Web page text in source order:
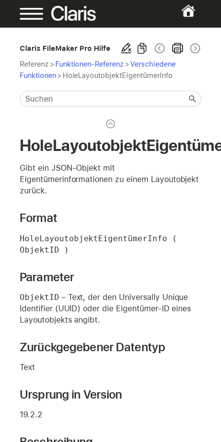
Claris FileMaker Pro Hilfe
Referenz > Funktionen-Referenz >Verschiedene
Funktionen> HoleLayoutobjektEigentümerInfo
Gibt ein JSON-Objekt mit
Eigentümerinformationen zu einem Layoutobjekt
zurück.
Format
HoleLayoutobjektEigentümerInfo (
ObjektID )
Parameter
ObjektID – Text, der den Universally Unique
Identifier (UUID) oder die Eigentümer-ID eines
Layoutobjekts angibt.
Zurückgegebener Datentyp
Text
Ursprung in Version
19.2.2